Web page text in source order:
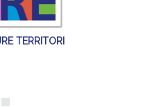
TERRITORI